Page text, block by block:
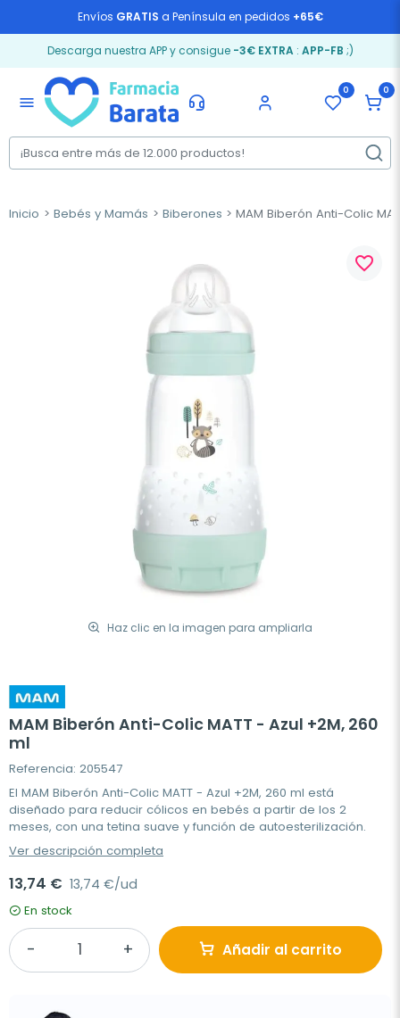
Envíos GRATIS a Península en pedidos +65€
Descarga nuestra APP y consigue -3€ EXTRA: APP-FB ;)
menu
0 0
Inicio Bebés y Mamás Biberones MAM Biberón Anti-Colic
Haz clic en la imagen para ampliarla
favorite_border
MAM Biberón Anti-Colic MATT - Azul +2M, 260
ml
Referencia: 205547
El MAM Biberón Anti-Colic MATT - Azul +2M, 260 ml está
diseñado para reducir cólicos en bebés a partir de los 2
meses, con una tetina suave y función de autoesterilización.
Ver descripción completa
13,74 € 13,74 €/ud
En stock
Añadir al carrito